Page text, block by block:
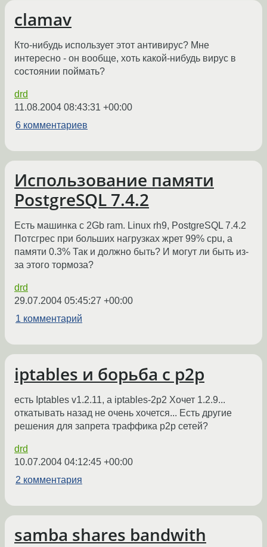
clamav
Кто-нибудь использует этот антивирус? Мне
интересно - он вообще, хоть какой-нибудь вирус в
состоянии поймать?
drd
11.08.2004 08:43:31 +00:00
6 комментариев
Использование памяти
PostgreSQL 7.4.2
Есть машинка с 2Gb ram. Linux rh9, PostgreSQL 7.4.2
Потсгрес при больших нагрузках жрет 99% cpu, а
памяти 0.3% Так и должно быть? И могут ли быть из-
за этого тормоза?
drd
29.07.2004 05:45:27 +00:00
1 комментарий
iptables и борьба с p2p
есть Iptables v1.2.11, а iptables-2p2 Хочет 1.2.9...
откатывать назад не очень хочется... Есть другие
решения для запрета траффика p2p сетей?
drd
10.07.2004 04:12:45 +00:00
2 комментария
samba shares bandwith